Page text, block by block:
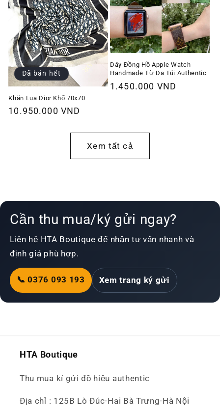
Đã bán hết
Khăn Lụa Dior Khổ 70x70
Giá
10.950.000 VND
Dây Đồng Hồ Apple Watch
Handmade Từ Da Túi Authentic
Giá
1.450.000 VND
Xem tất cả
Cần thu mua/ký gửi ngay?
Liên hệ HTA Boutique để nhận tư vấn nhanh và
định giá phù hợp.
📞 0376 093 193 Xem trang ký gửi
HTA Boutique
Thu mua kí gửi đồ hiệu authentic
Địa chỉ : 125B Lò Đúc-Hai Bà Trưng-Hà Nội